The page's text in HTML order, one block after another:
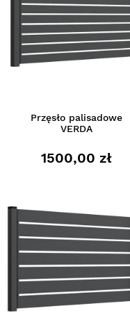
Przęsło palisadowe
VERDA
1500,00 zł